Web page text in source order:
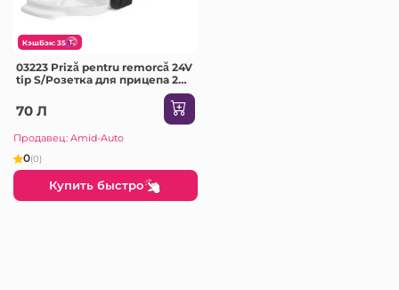
КэшБэк: 35
03223 Priză pentru remorcă 24V
tip S/Розетка для прицепа 24
70 Л
Продавец: Amid-Auto
0(0)
Купить быстро